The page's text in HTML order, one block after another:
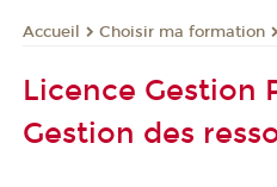
Accueil Choisir ma formation
Licence Gestion
Gestion des